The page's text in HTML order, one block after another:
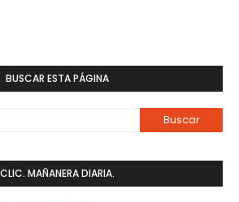
BUSCAR ESTA PÁGINA
CLIC. MAÑANERA DIARIA.